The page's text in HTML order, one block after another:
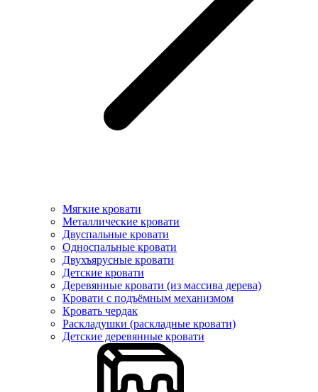
Мягкие кровати
Металлические кровати
Двуспальные кровати
Односпальные кровати
Двухъярусные кровати
Детские кровати
Деревянные кровати (из массива дерева)
Кровати с подъёмным механизмом
Кровать чердак
Раскладушки (раскладные кровати)
Детские деревянные кровати